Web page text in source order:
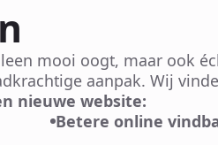
mooi oogt, maar ook
aanpak. Wij
nieuwe website:
Betere online